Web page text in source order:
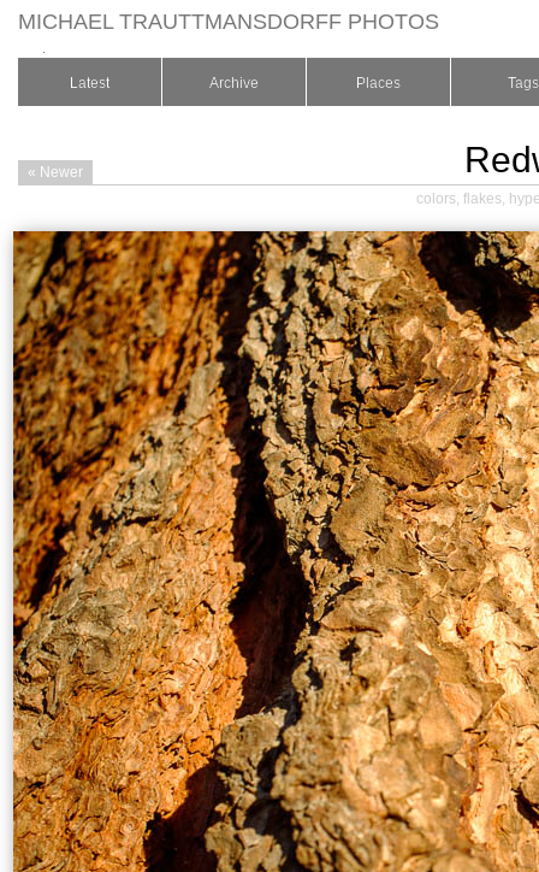
MICHAEL TRAUTTMANSDORFF PHOTOS
Latest Archive Places Tags
« Newer
colors, flakes,